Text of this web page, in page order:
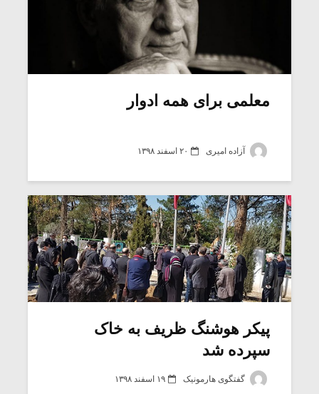
معلمی برای همه ادوار
آزاده امیری ۲۰ اسفند ۱۳۹۸
پیکر هوشنگ ظریف به خاک
سپرده شد
گفتگوی هارمونیک ۱۹ اسفند ۱۳۹۸